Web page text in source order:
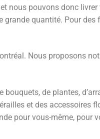
nous pouvons donc
quantité. Pour des
Nous proposons
de plantes,
et des accessoires
pour vous-même, pour